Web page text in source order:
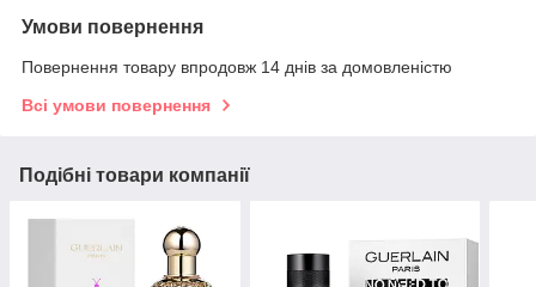
Умови повернення
Повернення товару впродовж 14 днів за домовленістю
Всі умови повернення
Подібні товари компанії